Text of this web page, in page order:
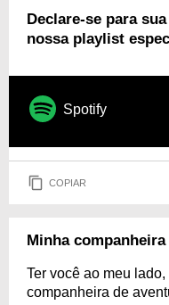
Declare-se para
nossa playlist
Spotify
COPIAR
Minha
Ter você ao meu
companheira de